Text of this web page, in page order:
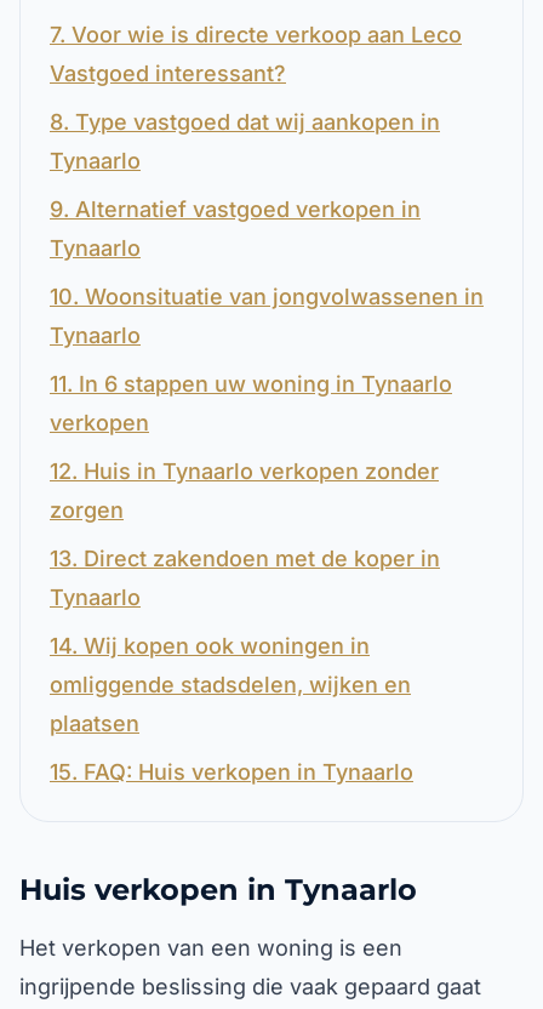
7. Voor wie is directe verkoop aan Leco
Vastgoed interessant?
8. Type vastgoed dat wij aankopen in
Tynaarlo
9. Alternatief vastgoed verkopen in
Tynaarlo
10. Woonsituatie van jongvolwassenen in
Tynaarlo
11. In 6 stappen uw woning in Tynaarlo
verkopen
12. Huis in Tynaarlo verkopen zonder
zorgen
13. Direct zakendoen met de koper in
Tynaarlo
14. Wij kopen ook woningen in
omliggende stadsdelen, wijken en
plaatsen
15. FAQ: Huis verkopen in Tynaarlo
Huis verkopen in Tynaarlo
Het verkopen van een woning is een
ingrijpende beslissing die vaak gepaard gaat